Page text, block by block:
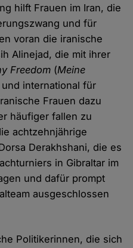
hilft Frauen im Iran, die
und für
voran die iranische
Alinejad, die mit ihrer
Freedom (Meine
international für
Frauen dazu
häufiger fallen zu
achtzehnjährige
Derakhshani, die es
in Gibraltar im
und dafür prompt
ausgeschlossen
Politikerinnen, die sich